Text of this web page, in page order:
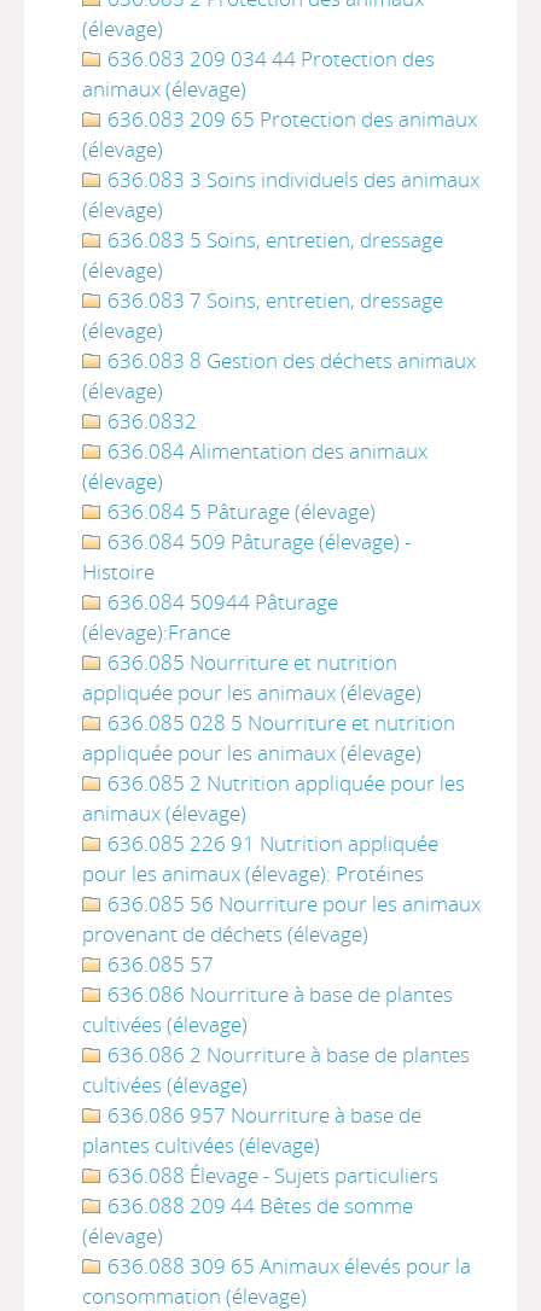
(élevage)
636.083 209 034 44 Protection des
animaux (élevage)
636.083 209 65 Protection des animaux
(élevage)
636.083 3 Soins individuels des animaux
(élevage)
636.083 5 Soins, entretien, dressage
(élevage)
636.083 7 Soins, entretien, dressage
(élevage)
636.083 8 Gestion des déchets animaux
(élevage)
636.0832
636.084 Alimentation des animaux
(élevage)
636.084 5 Pâturage (élevage)
636.084 509 Pâturage (élevage) -
Histoire
636.084 50944 Pâturage
(élevage):France
636.085 Nourriture et nutrition
appliquée pour les animaux (élevage)
636.085 028 5 Nourriture et nutrition
appliquée pour les animaux (élevage)
636.085 2 Nutrition appliquée pour les
animaux (élevage)
636.085 226 91 Nutrition appliquée
pour les animaux (élevage): Protéines
636.085 56 Nourriture pour les animaux
provenant de déchets (élevage)
636.085 57
636.086 Nourriture à base de plantes
cultivées (élevage)
636.086 2 Nourriture à base de plantes
cultivées (élevage)
636.086 957 Nourriture à base de
plantes cultivées (élevage)
636.088 Élevage - Sujets particuliers
636.088 209 44 Bêtes de somme
(élevage)
636.088 309 65 Animaux élevés pour la
consommation (élevage)